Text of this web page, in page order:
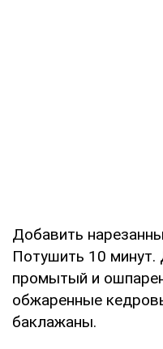
Добавить
Потушить 10
промытый и
обжаренные
баклажаны.